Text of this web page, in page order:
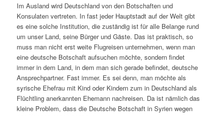
Im Ausland wird Deutschland von den Botschaften und
Konsulaten vertreten. In fast jeder Hauptstadt auf der Welt gibt
es eine solche Institution, die zuständig ist für alle Belange rund
um unser Land, seine Bürger und Gäste. Das ist praktisch, so
muss man nicht erst weite Flugreisen unternehmen, wenn man
eine deutsche Botschaft aufsuchen möchte, sondern findet
immer in dem Land, in dem man sich gerade befindet, deutsche
Ansprechpartner. Fast immer. Es sei denn, man möchte als
syrische Ehefrau mit Kind oder Kindern zum in Deutschland als
Flüchtling anerkannten Ehemann nachreisen. Da ist nämlich das
kleine Problem, dass die Deutsche Botschaft in Syrien wegen